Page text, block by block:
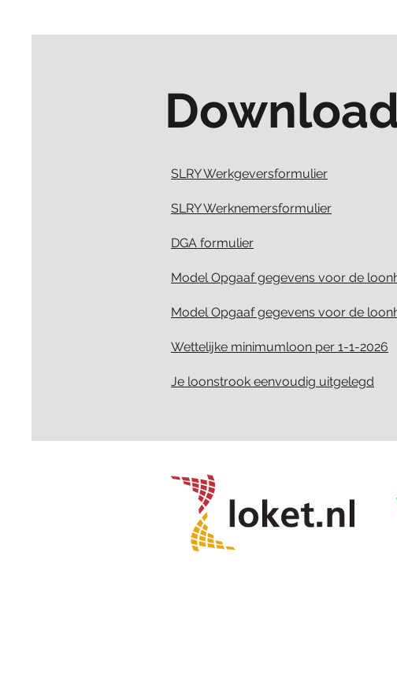
SLRY Werkgeversformulier
SLRY Werknemersformulier
DGA formulier
Model Opgaaf gegevens voor de
Model Opgaaf gegevens voor de
Wettelijke minimumloon per 1-1-2026
Je loonstrook eenvoudig uitgelegd